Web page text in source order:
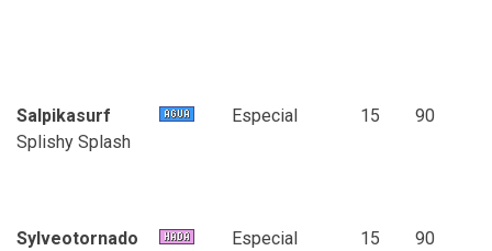
Salpikasurf
Splishy Splash
Especial 15 90
Sylveotornado
Especial 15 90